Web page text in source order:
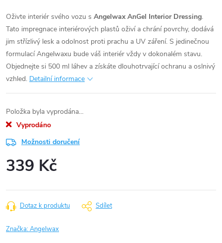
Oživte interiér svého vozu s Angelwax AnGel Interior Dressing.
Tato impregnace interiérových plastů oživí a chrání povrchy, dodává
jim střízlivý lesk a odolnost proti prachu a UV záření. S jedinečnou
formulací Angelwaxu bude váš interiér vždy v dokonalém stavu.
Objednejte si 500 ml láhev a získáte dlouhotrvající ochranu a oslnivý
vzhled. Detailní informace
Položka byla vyprodána…
Vyprodáno
Možnosti doručení
339 Kč
cena:
Dotaz k produktu Sdílet
Značka:Angelwax